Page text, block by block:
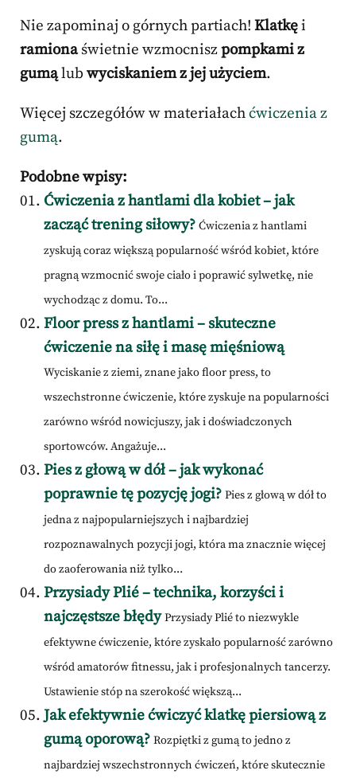
Nie zapominaj o górnych partiach! Klatkęi
ramionaświetnie wzmocniszpompkami z
gumąlub wyciskaniem z jej użyciem.
Więcej szczegółów w materiałachćwiczenia z
gumą.
Podobne wpisy:
Ćwiczenia z hantlami dla kobiet – jak
zacząć trening siłowy? Ćwiczenia z hantlami
zyskują coraz większą popularność wśród kobiet, które
pragną wzmocnić swoje ciało i poprawić sylwetkę, nie
wychodząc z domu. To...
Floor press z hantlami – skuteczne
ćwiczenie na siłę i masę mięśniową
Wyciskanie z ziemi, znane jako floor press, to
wszechstronne ćwiczenie, które zyskuje na popularności
zarówno wśród nowicjuszy, jak i doświadczonych
sportowców. Angażuje...
Pies z głową w dół – jak wykonać
poprawnie tę pozycję jogi? Pies z głową w dół to
jedna z najpopularniejszych i najbardziej
rozpoznawalnych pozycji jogi, która ma znacznie więcej
do zaoferowania niż tylko...
Przysiady Plié – technika, korzyści i
najczęstsze błędy Przysiady Plié to niezwykle
efektywne ćwiczenie, które zyskało popularność zarówno
wśród amatorów fitnessu, jak i profesjonalnych tancerzy.
Ustawienie stóp na szerokość większą...
Jak efektywnie ćwiczyć klatkę piersiową z
gumą oporową? Rozpiętki z gumą to jedno z
najbardziej wszechstronnych ćwiczeń, które skutecznie